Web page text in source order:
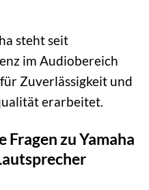
steht seit
im Audiobereich
Zuverlässigkeit und
erarbeitet.
Fragen zu Yamaha